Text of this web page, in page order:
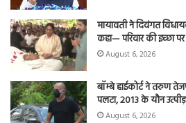
मायावती ने दिवंगत
कहा— परिवार की इच्छा
August 6, 2026
बॉम्बे हाईकोर्ट ने तरुण
पलटा, 2013 के यौन
August 6, 2026